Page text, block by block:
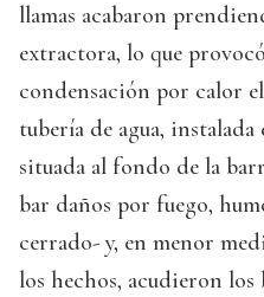
llamas acabaron
extractora, lo que
condensación por calor
tubería de agua,
situada al fondo de la
bar daños por fuego,
cerrado- y, en menor
los hechos, acudieron los